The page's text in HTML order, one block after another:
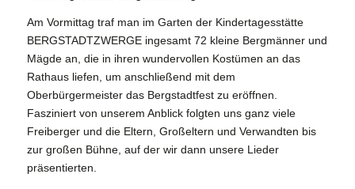
Am Vormittag traf man im Garten der Kindertagesstätte
BERGSTADTZWERGE ingesamt 72 kleine Bergmänner und
Mägde an, die in ihren wundervollen Kostümen an das
Rathaus liefen, um anschließend mit dem
Oberbürgermeister das Bergstadtfest zu eröffnen.
Fasziniert von unserem Anblick folgten uns ganz viele
Freiberger und die Eltern, Großeltern und Verwandten bis
zur großen Bühne, auf der wir dann unsere Lieder
präsentierten.